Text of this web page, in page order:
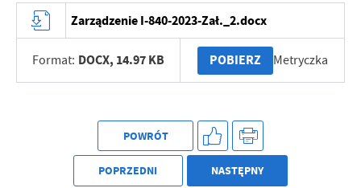
Zarządzenie I-840-2023-Zał._2.docx
Format: DOCX, 14.97 KB POBIERZ Metryczka
POWRÓT
POPRZEDNI NASTĘPNY